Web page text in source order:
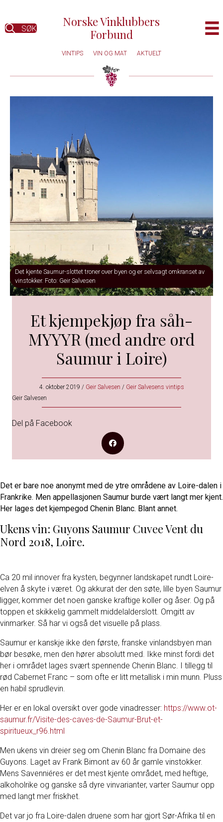
SØK
Norske Vinklubbers
Forbund
VINTIPS VIN OG MAT AKTUELT
Det kjente Saumur-slottet troner over byen og er selvsagt omkranset av
vinstokker. Foto: Geir Salvesen
Et kjempekjøp fra såh-
MYYYR (med andre ord
Saumur i Loire)
4. oktober 2019 / Geir Salvesen / Geir Salvesens vintips
Geir Salvesen
Del på Facebook
Det er bare noe anonymt med de ytre områdene av Loire-dalen i
Frankrike. Men appellasjonen Saumur burde vært langt mer kjent.
Her lages det kjempegod Chenin Blanc. Blant annet.
Ukens vin: Guyons Saumur Cuvee Vent du
Nord 2018, Loire.
Ca 20 mil innover fra kysten, begynner landskapet rundt Loire-
elven å skyte i været. Og akkurat der den søte, lille byen Saumur
ligger, kommer det noen ganske kraftige koller og åser. Og på
toppen et skikkelig gammelt middelalderslott. Omgitt av
vinmarker. Så har vi også det visuelle på plass.
Saumur er kanskje ikke den første, franske vinlandsbyen man
bør besøke, men den hører absolutt med. Ikke minst fordi det
her i området lages svært spennende Chenin Blanc. I tillegg til
rød Cabernet Franc – som ofte er litt metallisk i min munn. Pluss
en habil sprudlevin.
Her er en lokal oversikt over gode vinadresser: https://www.ot-
saumur.fr/Visite-des-caves-de-Saumur-Brut-et-
spiritueux_r96.html
Men ukens vin dreier seg om Chenin Blanc fra Domaine des
Guyons. Laget av Frank Bimont av 60 år gamle vinstokker.
Mens Savenniéres er det mest kjente området, med heftige,
alkoholrike og ganske så dyre vinvarianter, varter Saumur opp
med langt mer friskhet.
Det var jo fra Loire-dalen druene som har gjort Sør-Afrika til en